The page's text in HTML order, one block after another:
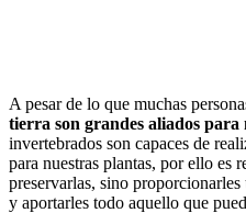
A pesar de lo que muchas
tierra son grandes aliados
invertebrados son capaces de
para nuestras plantas, por ello es
preservarlas, sino
y aportarles todo aquello que